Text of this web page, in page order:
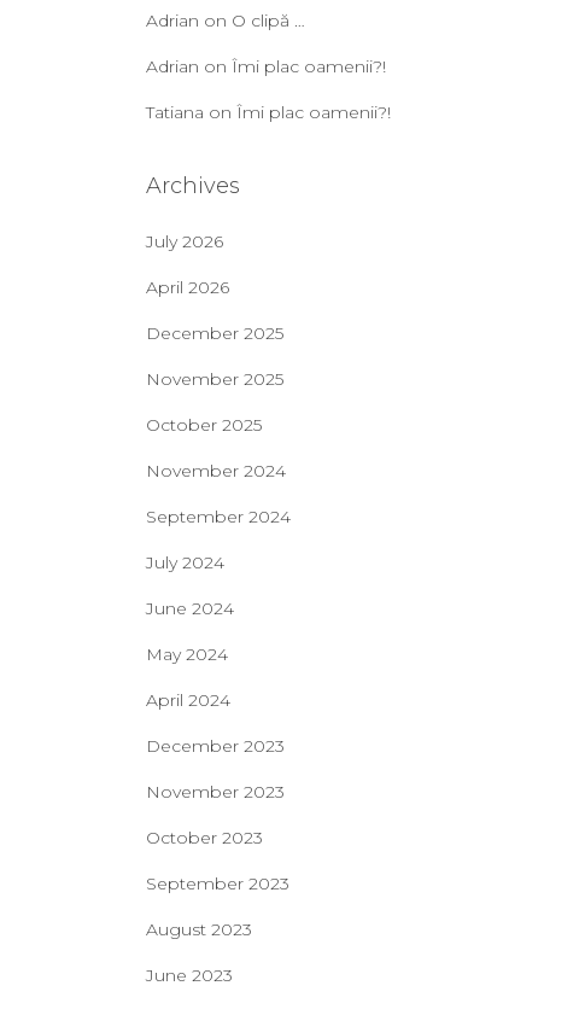
Adrian on O clipă …
Adrian on Îmi plac oamenii?!
Tatiana on Îmi plac oamenii?!
Archives
July 2026
April 2026
December 2025
November 2025
October 2025
November 2024
September 2024
July 2024
June 2024
May 2024
April 2024
December 2023
November 2023
October 2023
September 2023
August 2023
June 2023